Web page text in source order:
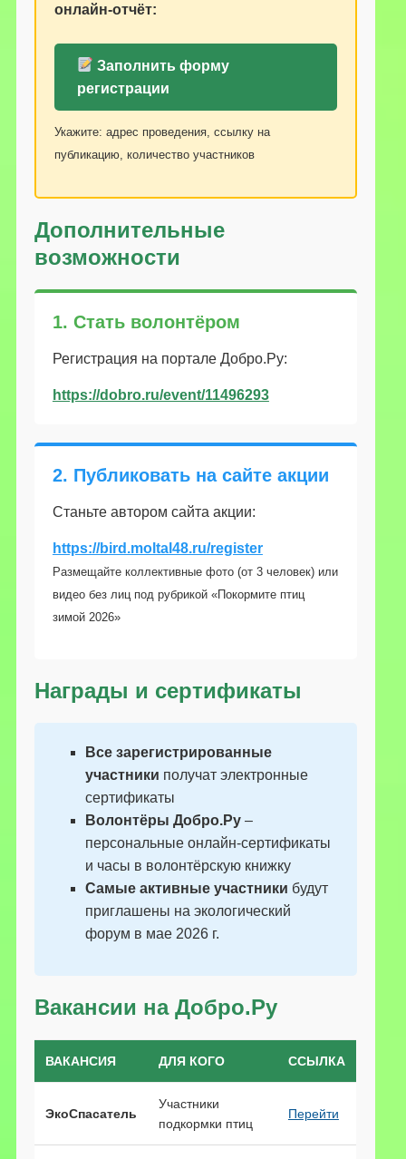
онлайн-отчёт:
Заполнить форму
регистрации
Укажите: адрес проведения, ссылку на
публикацию, количество участников
Дополнительные
возможности
1. Стать волонтёром
Регистрация на портале Добро.Ру:
https://dobro.ru/event/11496293
2. Публиковать на сайте акции
Станьте автором сайта акции:
https://bird.moltal48.ru/register
Размещайте коллективные фото (от 3 человек) или
видео без лиц под рубрикой «Покормите птиц
зимой 2026»
Награды и сертификаты
Все зарегистрированные
участники получат электронные
сертификаты
Волонтёры Добро.Ру–
персональные онлайн-сертификаты
и часы в волонтёрскую книжку
Самые активные участники будут
приглашены на экологический
форум в мае 2026 г.
Вакансии на Добро.Ру
ВАКАНСИЯ ДЛЯ КОГО ССЫЛКА
ЭкоСпасатель
Участники
подкормки птиц
Перейти